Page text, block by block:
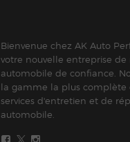
Bienvenue chez AK Auto
votre nouvelle entreprise de
automobile de confiance.
la gamme la plus complète
services d'entretien et de
automobile.